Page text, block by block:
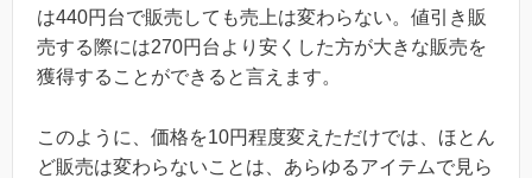
は440円台で販売しても売上は変わらない。値引き販
売する際には270円台より安くした方が大きな販売を
獲得することができると言えます。
このように、価格を10円程度変えただけでは、ほとん
ど販売は変わらないことは、あらゆるアイテムで見ら